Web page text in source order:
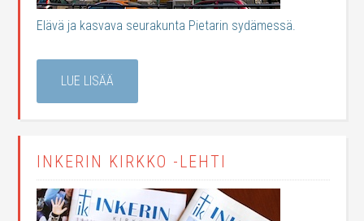
Elävä ja kasvava seurakunta Pietarin sydämessä.
LUE LISÄÄ
INKERIN KIRKKO -LEHTI